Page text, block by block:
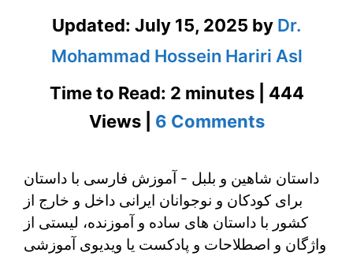
Updated: July 15, 2025 by Dr.
Mohammad Hossein Hariri Asl
Time to Read: 2 minutes | 444
Views | 6 Commentson
شاهین
و
بلبل
داستان شاهین و بلبل - آموزش فارسی با داستان
برای کودکان و نوجوانان ایرانی داخل و خارج از
کشور با داستان های ساده و آموزنده، لیستی از
واژگان و اصطلاحات و پادکست یا ویدیوی آموزشی